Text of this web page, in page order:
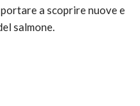
a scoprire nuove e
salmone.